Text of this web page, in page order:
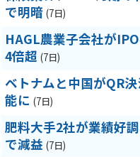
で明暗 (7日)
HAGL農業子会社が
4倍超 (7日)
ベトナムと中国がQR
能に (7日)
肥料大手2社が業績好
で減益 (7日)